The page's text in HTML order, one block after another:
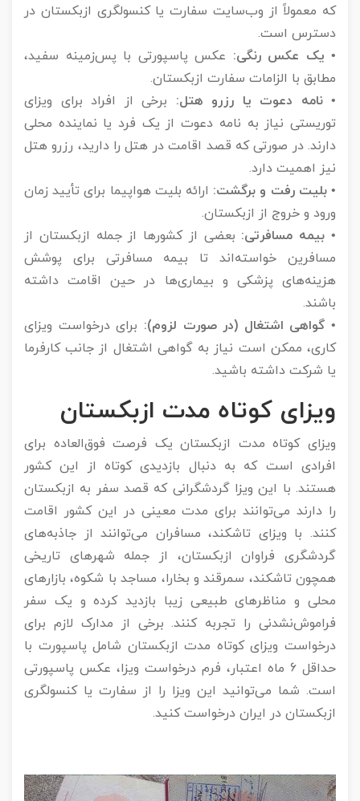
که معمولاً از وب‌سایت سفارت یا کنسولگری ازبکستان در
دسترس است.
• یک عکس رنگی: عکس پاسپورتی با پس‌زمینه سفید،
مطابق با الزامات سفارت ازبکستان.
• نامه دعوت یا رزرو هتل: برخی از افراد برای ویزای
توریستی نیاز به نامه دعوت از یک فرد یا نماینده محلی
دارند. در صورتی که قصد اقامت در هتل را دارید، رزرو هتل
نیز اهمیت دارد.
• بلیت رفت و برگشت: ارائه بلیت هواپیما برای تأیید زمان
ورود و خروج از ازبکستان.
• بیمه مسافرتی: بعضی از کشورها از جمله ازبکستان از
مسافرین خواسته‌اند تا بیمه مسافرتی برای پوشش
هزینه‌های پزشکی و بیماری‌ها در حین اقامت داشته
باشند.
• گواهی اشتغال (در صورت لزوم): برای درخواست ویزای
کاری، ممکن است نیاز به گواهی اشتغال از جانب کارفرما
یا شرکت داشته باشید.
ویزای کوتاه مدت ازبکستان
ویزای کوتاه مدت ازبکستان یک فرصت فوق‌العاده برای
افرادی است که به دنبال بازدیدی کوتاه از این کشور
هستند. با این ویزا گردشگرانی که قصد سفر به ازبکستان
را دارند می‌توانند برای مدت معینی در این کشور اقامت
کنند. با ویزای تاشکند، مسافران می‌توانند از جاذبه‌های
گردشگری فراوان ازبکستان، از جمله شهرهای تاریخی
همچون تاشکند، سمرقند و بخارا، مساجد با شکوه، بازارهای
محلی و مناظرهای طبیعی زیبا بازدید کرده و یک سفر
فراموش‌نشدنی را تجربه کنند. برخی از مدارک لازم برای
درخواست ویزای کوتاه مدت ازبکستان شامل پاسپورت با
حداقل 6 ماه اعتبار، فرم درخواست ویزا، عکس پاسپورتی
است. شما می‌توانید این ویزا را از سفارت یا کنسولگری
ازبکستان در ایران درخواست کنید.